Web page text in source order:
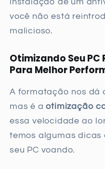
instalação de um
você não está
malicioso.
Otimizando Seu
Para Melhor
A formatação nos dá
mas é aotimização
essa velocidade ao
temos algumas dicas
seu PC voando.